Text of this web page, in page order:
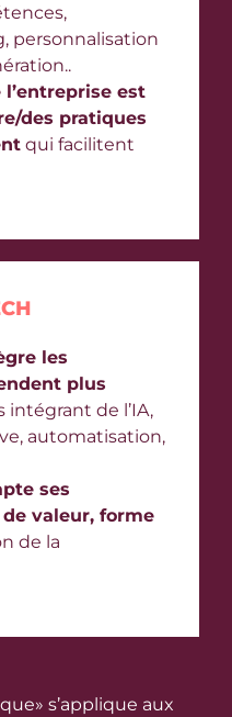
personnalisation
est
des pratiques
qui facilitent
les
plus
intégrant de l’IA,
automatisation,
ses
valeur, forme
de la
s’applique aux